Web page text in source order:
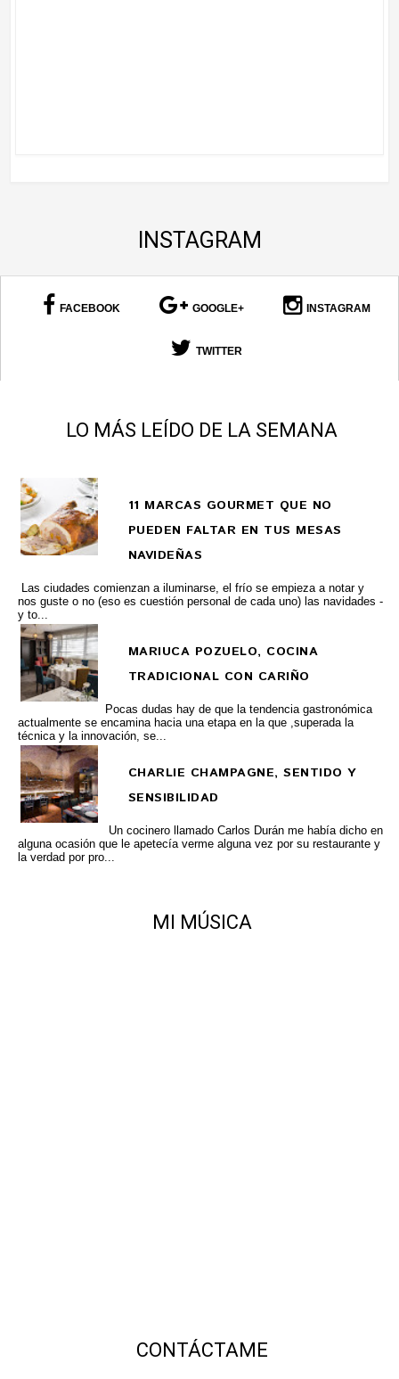
INSTAGRAM
FACEBOOK GOOGLE+ INSTAGRAM
TWITTER
LO MÁS LEÍDO DE LA SEMANA
11 MARCAS GOURMET QUE NO
PUEDEN FALTAR EN TUS MESAS
NAVIDEÑAS
Las ciudades comienzan a iluminarse, el frío se empieza a notar y
nos guste o no (eso es cuestión personal de cada uno) las navidades -
y to...
MARIUCA POZUELO, COCINA
TRADICIONAL CON CARIÑO
Pocas dudas hay de que la tendencia gastronómica
actualmente se encamina hacia una etapa en la que ,superada la
técnica y la innovación, se...
CHARLIE CHAMPAGNE, SENTIDO Y
SENSIBILIDAD
Un cocinero llamado Carlos Durán me había dicho en
alguna ocasión que le apetecía verme alguna vez por su restaurante y
la verdad por pro...
MI MÚSICA
CONTÁCTAME